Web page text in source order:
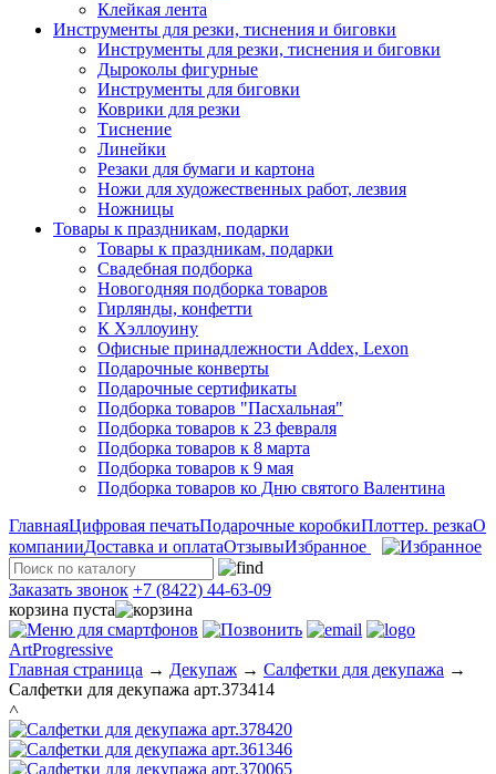
Клейкая лента
Инструменты для резки, тиснения и биговки
Инструменты для резки, тиснения и биговки
Дыроколы фигурные
Инструменты для биговки
Коврики для резки
Тиснение
Линейки
Резаки для бумаги и картона
Ножи для художественных работ, лезвия
Ножницы
Товары к праздникам, подарки
Товары к праздникам, подарки
Свадебная подборка
Новогодняя подборка товаров
Гирлянды, конфетти
К Хэллоуину
Офисные принадлежности Addex, Lexon
Подарочные конверты
Подарочные сертификаты
Подборка товаров "Пасхальная"
Подборка товаров к 23 февраля
Подборка товаров к 8 марта
Подборка товаров к 9 мая
Подборка товаров ко Дню святого Валентина
ГлавнаяЦифровая печатьПодарочные коробкиПлоттер. резкаО
компанииДоставка и оплатаОтзывыИзбранное
Заказать звонок +7 (8422) 44-63-09
корзина пуста
ArtProgressive
Главная страница → Декупаж → Салфетки для декупажа →
Салфетки для декупажа арт.373414
˄